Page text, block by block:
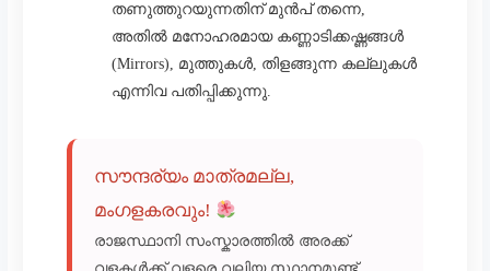
തണുത്തുറയുന്നതിന് മുൻപ് തന്നെ,
അതിൽ മനോഹരമായ കണ്ണാടിക്കഷ്ണങ്ങൾ
(Mirrors), മുത്തുകൾ, തിളങ്ങുന്ന കല്ലുകൾ
എന്നിവ പതിപ്പിക്കുന്നു.
സൗന്ദര്യം മാത്രമല്ല,
മംഗളകരവും!
രാജസ്ഥാനി സംസ്കാരത്തിൽ അരക്ക്